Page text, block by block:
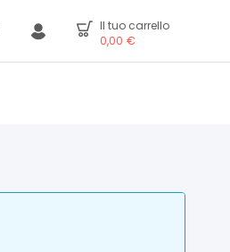
Il tuo carrello
0,00 €